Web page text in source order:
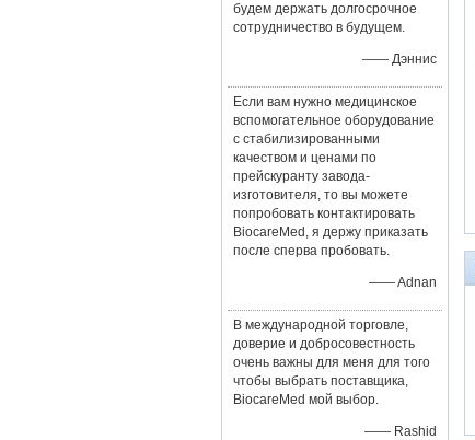
будем держать долгосрочное
сотрудничество в будущем.
—— Дэннис
Если вам нужно медицинское
вспомогательное оборудование
с стабилизированными
качеством и ценами по
прейскуранту завода-
изготовителя, то вы можете
попробовать контактировать
BiocareMed, я держу приказать
после сперва пробовать.
—— Adnan
В международной торговле,
доверие и добросовестность
очень важны для меня для того
чтобы выбрать поставщика,
BiocareMed мой выбор.
—— Rashid